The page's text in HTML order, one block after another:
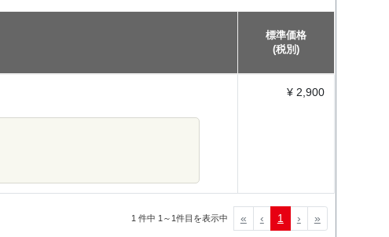
標準価格
(税別)
¥ 2,900
1 件中 1～1件目を表示中 « ‹ 1 › »